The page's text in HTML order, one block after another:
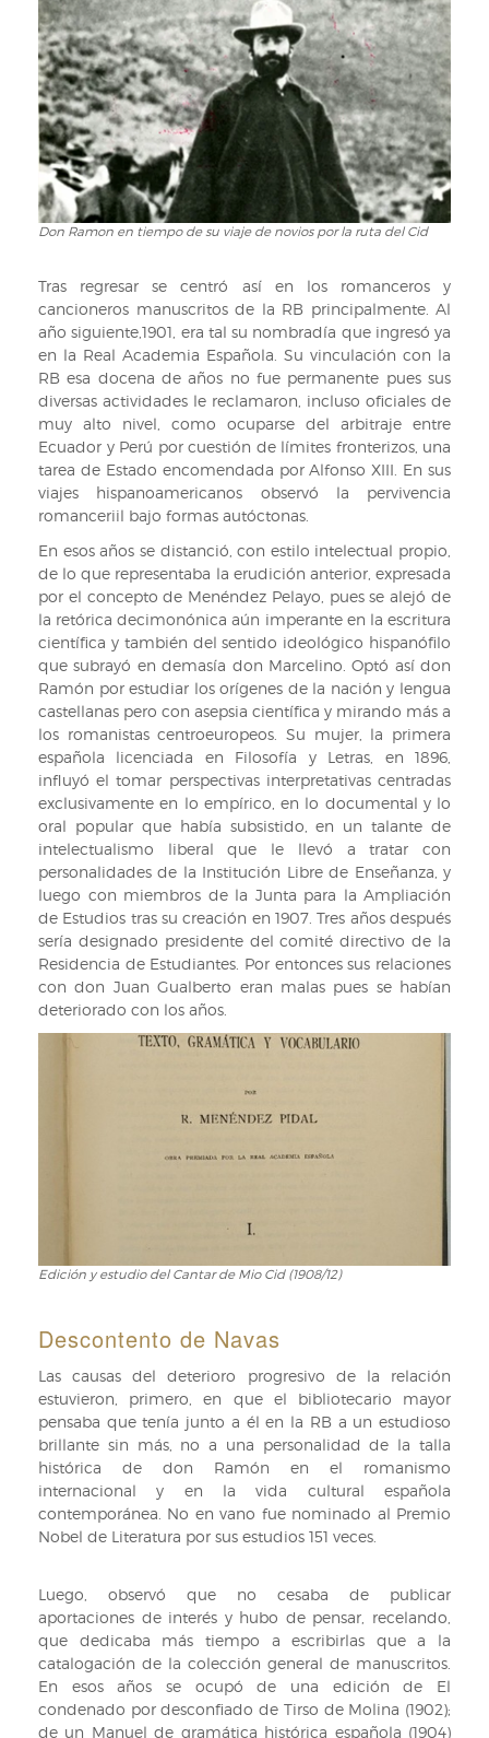
Don
en
tiempo
de
su
viaje
de
novios
por
la
ruta
del
Don Ramon en tiempo de su viaje de novios por la ruta del Cid
Tras regresar se centró así en los romanceros y
cancioneros manuscritos de la RB principalmente. Al
año siguiente,1901, era tal su nombradía que ingresó ya
en la Real Academia Española. Su vinculación con la
RB esa docena de años no fue permanente pues sus
diversas actividades le reclamaron, incluso oficiales de
muy alto nivel, como ocuparse del arbitraje entre
Ecuador y Perú por cuestión de límites fronterizos, una
tarea de Estado encomendada por Alfonso XIII. En sus
viajes hispanoamericanos observó la pervivencia
romanceriil bajo formas autóctonas.
En esos años se distanció, con estilo intelectual propio,
de lo que representaba la erudición anterior, expresada
por el concepto de Menéndez Pelayo, pues se alejó de
la retórica decimonónica aún imperante en la escritura
científica y también del sentido ideológico hispanófilo
que subrayó en demasía don Marcelino. Optó así don
Ramón por estudiar los orígenes de la nación y lengua
castellanas pero con asepsia científica y mirando más a
los romanistas centroeuropeos. Su mujer, la primera
española licenciada en Filosofía y Letras, en 1896,
influyó el tomar perspectivas interpretativas centradas
exclusivamente en lo empírico, en lo documental y lo
oral popular que había subsistido, en un talante de
intelectualismo liberal que le llevó a tratar con
personalidades de la Institución Libre de Enseñanza, y
luego con miembros de la Junta para la Ampliación
de Estudios tras su creación en 1907. Tres años después
sería designado presidente del comité directivo de la
Residencia de Estudiantes. Por entonces sus relaciones
con don Juan Gualberto eran malas pues se habían
deteriorado con los años.
Edición
del
Cantar
de
Mio
Cid
(1908/12)
Edición y estudio del Cantar de Mio Cid (1908/12)
Descontento de Navas
Las causas del deterioro progresivo de la relación
estuvieron, primero, en que el bibliotecario mayor
pensaba que tenía junto a él en la RB a un estudioso
brillante sin más, no a una personalidad de la talla
histórica de don Ramón en el romanismo
internacional y en la vida cultural española
contemporánea. No en vano fue nominado al Premio
Nobel de Literatura por sus estudios 151 veces.
Luego, observó que no cesaba de publicar
aportaciones de interés y hubo de pensar, recelando,
que dedicaba más tiempo a escribirlas que a la
catalogación de la colección general de manuscritos.
En esos años se ocupó de una edición de El
condenado por desconfiado de Tirso de Molina (1902);
de un Manuel de gramática histórica española (1904)